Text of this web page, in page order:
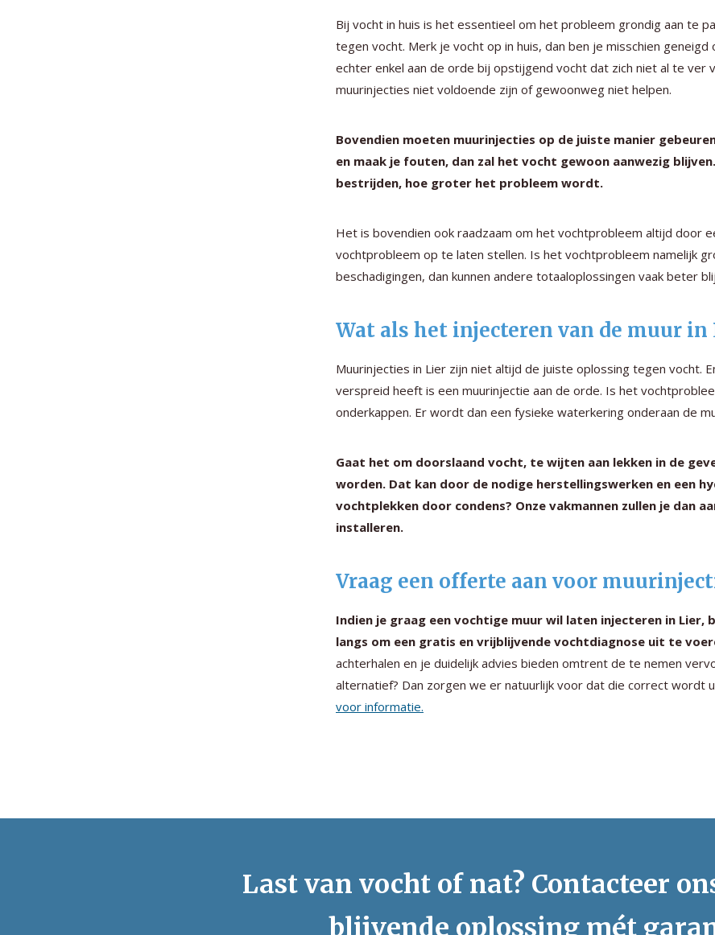
Bij vocht in huis is het essentieel om het probleem grondig aan te
tegen vocht. Merk je vocht op in huis, dan ben je misschien
echter enkel aan de orde bij opstijgend vocht dat zich niet al te ver
muurinjecties niet voldoende zijn of gewoonweg niet helpen.
Bovendien moeten muurinjecties op de juiste manier
en maak je fouten, dan zal het vocht gewoon aanwezig
bestrijden, hoe groter het probleem wordt.
Het is bovendien ook raadzaam om het vochtprobleem altijd door
vochtprobleem op te laten stellen. Is het vochtprobleem namelijk
beschadigingen, dan kunnen andere totaaloplossingen vaak beter
Wat als het injecteren van de muur
Muurinjecties in Lier zijn niet altijd de juiste oplossing tegen vocht.
verspreid heeft is een muurinjectie aan de orde. Is het
onderkappen. Er wordt dan een fysieke waterkering onderaan de
Gaat het om doorslaand vocht, te wijten aan lekken in de
worden. Dat kan door de nodige herstellingswerken en een
vochtplekken door condens? Onze vakmannen zullen je dan
installeren.
Vraag een offerte aan voor
Indien je graag een vochtige muur wil laten injecteren in Lier,
langs om een gratis en vrijblijvende vochtdiagnose uit te
achterhalen en je duidelijk advies bieden omtrent de te nemen
alternatief? Dan zorgen we er natuurlijk voor dat die correct wordt
voor informatie.
Last van vocht of nat? Contacteer
blijvende oplossing mét